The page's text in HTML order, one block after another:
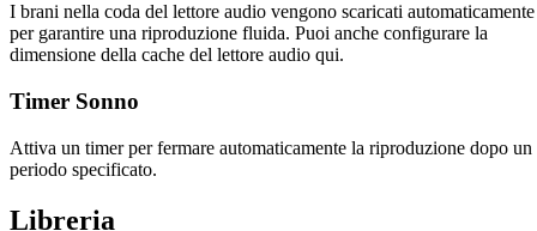
I brani nella coda del lettore audio vengono scaricati automaticamente
per garantire una riproduzione fluida. Puoi anche configurare la
dimensione della cache del lettore audio qui.
Timer Sonno
Attiva un timer per fermare automaticamente la riproduzione dopo un
periodo specificato.
Libreria